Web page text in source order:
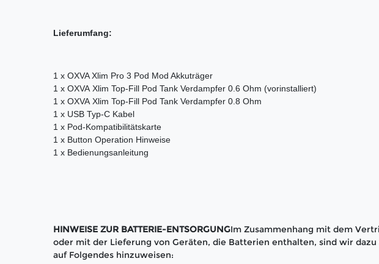
Lieferumfang:
1 x OXVA Xlim Pro 3 Pod Mod Akkuträger
1 x OXVA Xlim Top-Fill Pod Tank Verdampfer 0.6 Ohm (vorinstalliert)
1 x OXVA Xlim Top-Fill Pod Tank Verdampfer 0.8 Ohm
1 x USB Typ-C Kabel
1 x Pod-Kompatibilitätskarte
1 x Button Operation Hinweise
1 x Bedienungsanleitung
HINWEISE ZUR BATTERIE-ENTSORGUNGIm Zusammenhang mit dem
oder mit der Lieferung von Geräten, die Batterien enthalten, sind wir
auf Folgendes hinzuweisen: